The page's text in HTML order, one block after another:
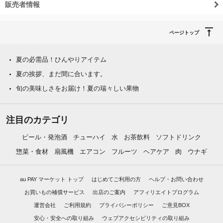
販売者情報
ページトップ
夏の必需品！ひんやりアイテム
夏の挨拶、まだ間に合います。
旬の美味しさをお届け！夏の瑞々しい果物
注目のカテゴリ
ビール・発泡酒 チューハイ 水 お茶飲料
ソフトドリンク
惣菜・食材
扇風機 エアコン フルーツ ヘアケア 肉 ウナギ
au PAY マーケット トップ はじめてご利用の方 ヘルプ・お問い合わせ
お買いもの補償サービス 出店のご案内 アフィリエイトプログラム
運営会社 ご利用規約 プライバシーポリシー ご意見BOX
安心・安全への取り組み ウェブアクセシビリティの取り組み